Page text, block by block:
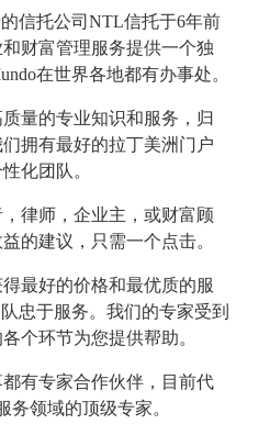
信托公司 NTL信托于6年前
财富管理服务提供一个独
在世界各地都有办事处。
量的专业知识和服务，归
拥有最好的拉丁美洲门户
化团队。
律师，企业主，或财富顾
的建议，只需一个点击。
最好的价格和最优质的服
队忠于服务。我们的专家受到
个环节为您提供帮助。
有专家合作伙伴，目前代
务领域的顶级专家。